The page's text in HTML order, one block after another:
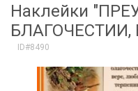
Наклейки
БЛАГОЧЕСТИИ,
ID#8490